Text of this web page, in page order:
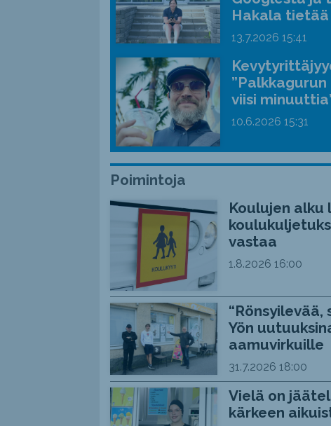
Hakala tietää
13.7.2026 15:41
viisi
10.6.2026 15:31
Poimintoja
Koulujen alku
vastaa
1.8.2026 16:00
Yön
aamuvirkuille
31.7.2026 18:00
Vielä on
kärkeen